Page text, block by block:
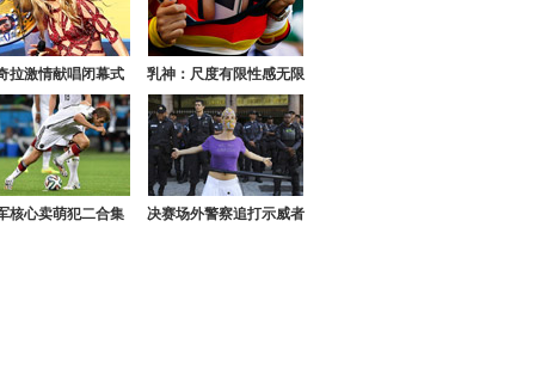
拉激情献唱闭幕式 乳神：尺度有限性感无限
核心卖萌犯二合集 决赛场外警察追打示威者